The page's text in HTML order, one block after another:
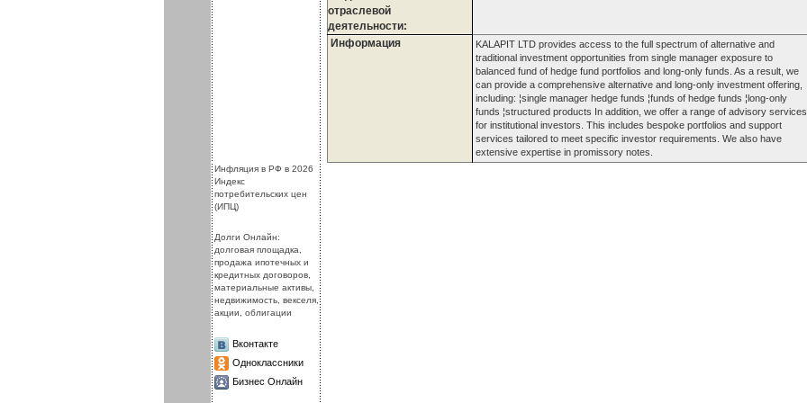
отраслевой
деятельности:
Информация
KALAPIT LTD provides access to the full spectrum of alternative and
traditional investment opportunities from single manager exposure to
balanced fund of hedge fund portfolios and long-only funds. As a result, we
can provide a comprehensive alternative and long-only investment offering,
including: ¦single manager hedge funds ¦funds of hedge funds ¦long-only
funds ¦structured products In addition, we offer a range of advisory services
for institutional investors. This includes bespoke portfolios and support
services tailored to meet specific investor requirements. We also have
extensive expertise in promissory notes.
.Инфляция в РФ в 2026
Индекс
потребительских цен
(ИПЦ)
Долги Онлайн:
долговая площадка,
продажа ипотечных и
кредитных договоров,
материальные активы,
недвижимость, векселя,
акции, облигации
Вконтакте
Одноклассники
Бизнес Онлайн
.